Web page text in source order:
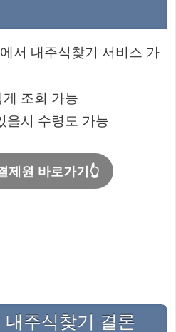
서 내주식찾기 서비스 가
조회 가능
을시 수령도 가능
제원 바로가기👆
주식찾기 결론